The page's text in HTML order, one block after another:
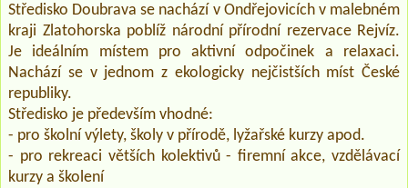
Středisko Doubrava se nachází v Ondřejovicích v malebném
kraji Zlatohorska poblíž národní přírodní rezervace Rejvíz.
Je ideálním místem pro aktivní odpočinek a relaxaci.
Nachází se v jednom z ekologicky nejčistších míst České
republiky.
Středisko je především vhodné:
- pro školní výlety, školy v přírodě, lyžařské kurzy apod.
- pro rekreaci větších kolektivů - firemní akce, vzdělávací
kurzy a školení